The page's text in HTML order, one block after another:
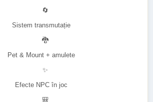
Sistem transmutație
Pet & Mount + amulete
Efecte NPC în joc